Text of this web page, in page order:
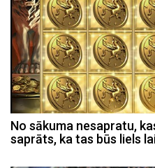
No sākuma nesapratu,
saprāts, ka tas būs liels